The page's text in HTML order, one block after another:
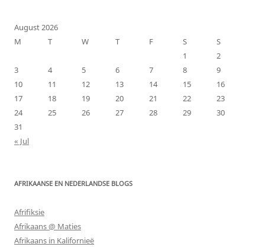
August 2026
M
T W T F S
S
1
2
3
4 5 6 7 8
9
10
11 12 13 14 15
16
17
18 19 20 21 22
23
24
25 26 27 28 29
30
31
« Jul
AFRIKAANSE EN NEDERLANDSE BLOGS
Afrifiksie
Afrikaans @ Maties
Afrikaans in Kalifornieë